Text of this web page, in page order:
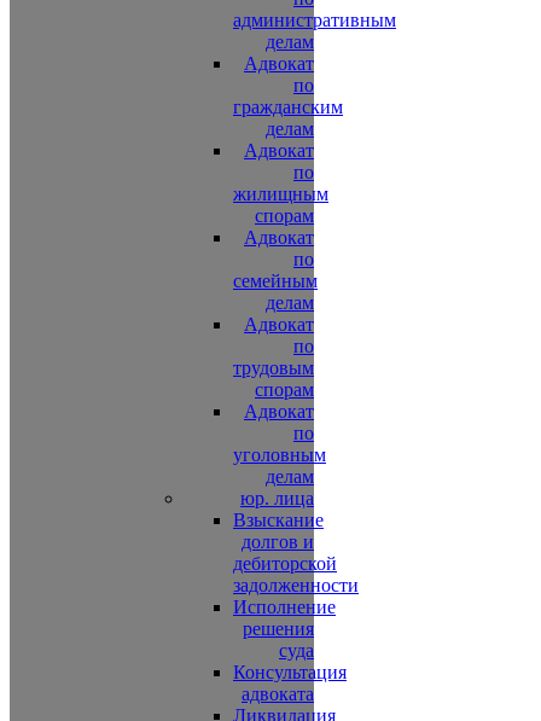
административным
делам
Адвокат
по
гражданским
делам
Адвокат
по
жилищным
спорам
Адвокат
по
семейным
делам
Адвокат
по
трудовым
спорам
Адвокат
по
уголовным
делам
юр. лица
Взыскание
долгов и
дебиторской
задолженности
Исполнение
решения
суда
Консультация
адвоката
Ликвидация